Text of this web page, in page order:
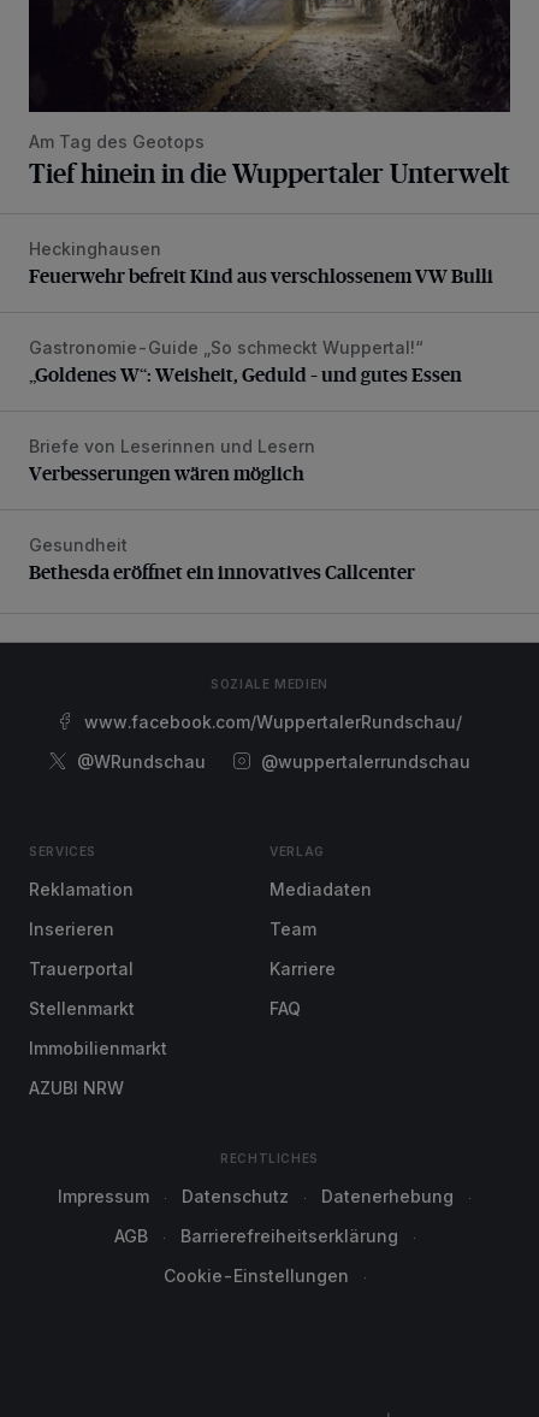
Am Tag des Geotops
Tief hinein in die Wuppertaler Unterwelt
Feuerwehr befreit Kind aus verschlossenem VW Bulli
Heckinghausen
Feuerwehr befreit Kind aus verschlossenem VW Bulli
„Goldenes W“: Weisheit, Geduld – und gutes Essen
Gastronomie-Guide „So schmeckt Wuppertal!“
„Goldenes W“: Weisheit, Geduld – und gutes Essen
Verbesserungen wären möglich
Briefe von Leserinnen und Lesern
Verbesserungen wären möglich
Bethesda eröffnet ein innovatives Callcenter
Gesundheit
Bethesda eröffnet ein innovatives Callcenter
SOZIALE MEDIEN
www.facebook.com/WuppertalerRundschau/
@WRundschau
@wuppertalerrundschau
SERVICES
Reklamation
Inserieren
Trauerportal
Stellenmarkt
Immobilienmarkt
AZUBI NRW
VERLAG
Mediadaten
Team
Karriere
FAQ
RECHTLICHES
Impressum Datenschutz
Datenerhebung
AGB
Barrierefreiheitserklärung
Cookie-Einstellungen